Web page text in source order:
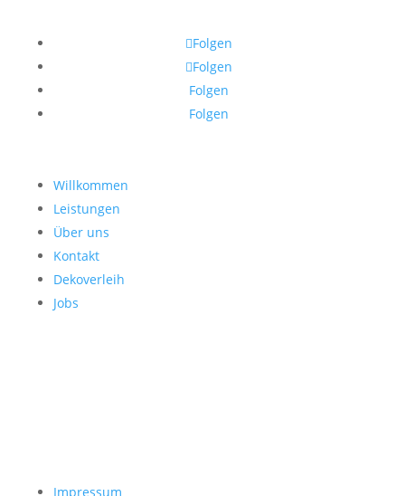
Folgen
Folgen
Folgen
Folgen
Willkommen
Leistungen
Über uns
Kontakt
Dekoverleih
Jobs
Impressum